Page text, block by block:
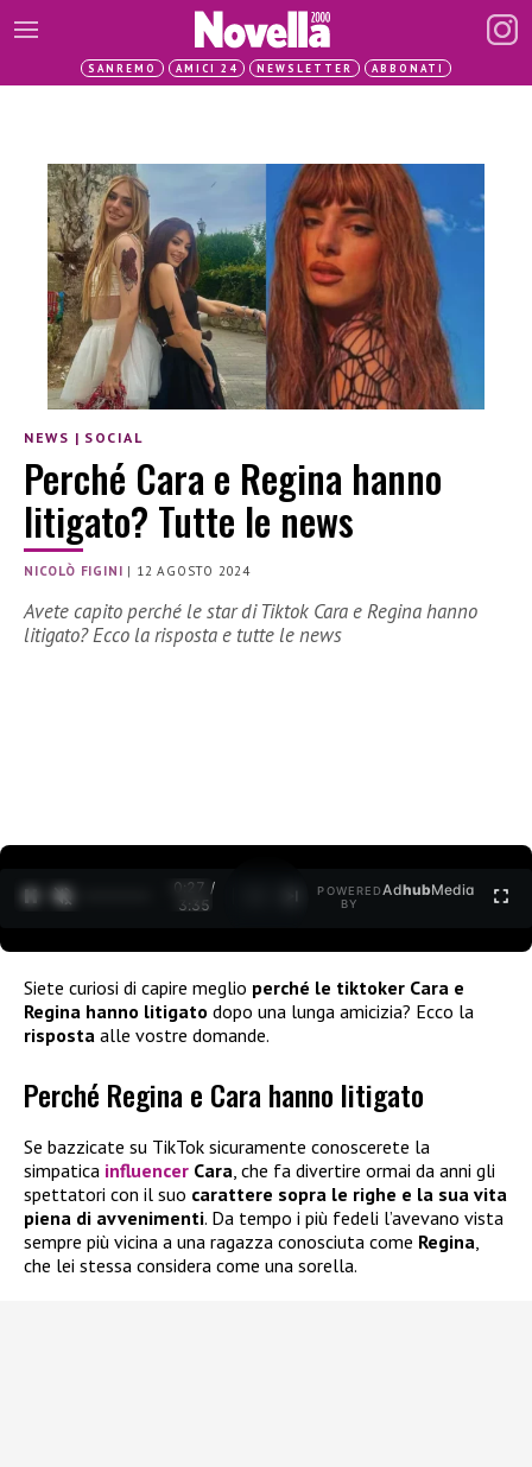
SANREMO AMICI 24 NEWSLETTER ABBONATI
NEWS | SOCIAL
Perché Cara e Regina hanno
litigato? Tutte le news
NICOLÒ FIGINI | 12 AGOSTO 2024
Avete capito perché le star di Tiktok Cara e Regina hanno
litigato? Ecco la risposta e tutte le news
0:28 /
3:35
POWERED
BY
AdhubMedia
Siete curiosi di capire meglio perché le tiktoker Cara e
Regina hanno litigato dopo una lunga amicizia? Ecco la
risposta alle vostre domande.
Perché Regina e Cara hanno litigato
Se bazzicate su TikTok sicuramente conoscerete la
simpatica influencer Cara, che fa divertire ormai da anni gli
spettatori con il suo carattere sopra le righe e la sua vita
piena di avvenimenti. Da tempo i più fedeli l’avevano vista
sempre più vicina a una ragazza conosciuta come Regina,
che lei stessa considera come una sorella.